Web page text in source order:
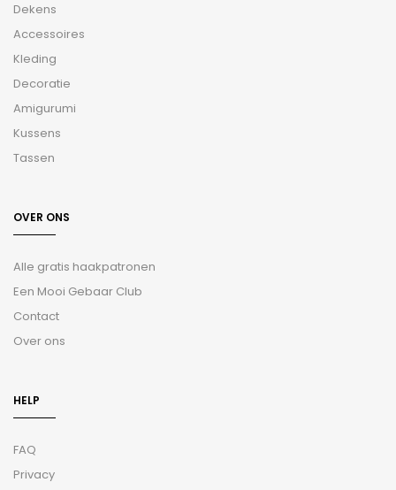
Dekens
Accessoires
Kleding
Decoratie
Amigurumi
Kussens
Tassen
OVER ONS
Alle gratis haakpatronen
Een Mooi Gebaar Club
Contact
Over ons
HELP
FAQ
Privacy